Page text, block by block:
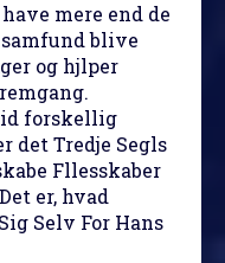
mere end de
blive
og hjlper
forskellig
det Tredje Segls
Fllesskaber
er, hvad
Selv For Hans